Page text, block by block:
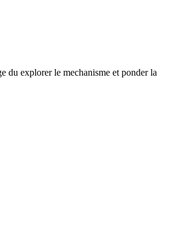
du explorer le mechanisme et ponder la